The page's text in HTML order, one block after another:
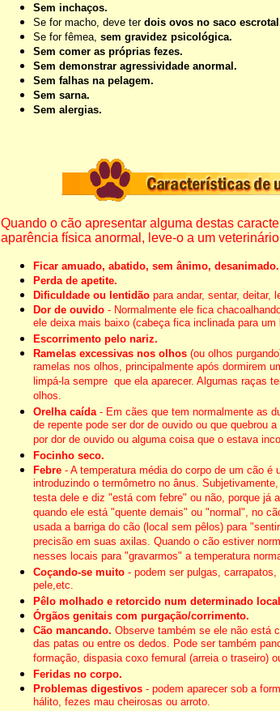
Sem inchaços.
Se for macho, deve ter dois ovos no saco
Se for fêmea, sem gravidez psicológica.
Sem comer as próprias fezes.
Sem demonstrar agressividade anormal.
Sem falhas na pelagem.
Sem sarna.
Sem alergias.
Quando o cão apresentar alguma destas
aparência física anormal, leve-o a um
Ficar amuado, abatido, sem ânimo, desanimado.
Perda de apetite.
Dificuldade ou lentidão para andar, sentar, deitar,
Dor de ouvido - Normalmente ele fica
ele deixa mais baixo (cabeça fica inclinada para
Escorrimento pelo nariz.
Ramelas excessivas nos olhos (ou olhos
ramelas nos olhos, principalmente após dormirem
limpá-la sempre que ela aparecer. Algumas raças
olhos.
Orelha caída- Em cães que tem normalmente as
de repente pode ser dor de ouvido ou que quebrou
por dor de ouvido ou alguma coisa que o estava
Focinho seco.
Febre - A temperatura média do corpo de um cão
introduzindo o termômetro no ânus.
testa dele e diz "está com febre" ou não, porque já
quando ele está "quente demais" ou "normal", no
usada a barriga do cão (local sem pêlos) para
precisão em suas axilas. Quando o cão estiver
nesses locais para "gravarmos" a temperatura
Coçando-se muito - podem ser pulgas,
pele,etc.
Pêlo molhado e retorcido num determinado
Órgãos genitais com purgação/corrimento.
Cão mancando. Observe também se ele não está
das patas ou entre os dedos. Pode ser também
formação, dispasia coxo femural (arreia o traseiro)
Feridas no corpo.
Problemas digestivos - podem aparecer sob a
hálito, fezes mau cheirosas ou arroto.